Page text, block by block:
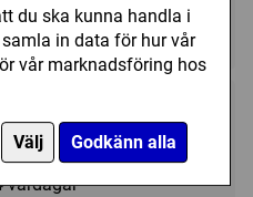
du ska kunna handla i
in data för hur vår
vår marknadsföring hos
Välj Godkänn alla
Köp
vardagar